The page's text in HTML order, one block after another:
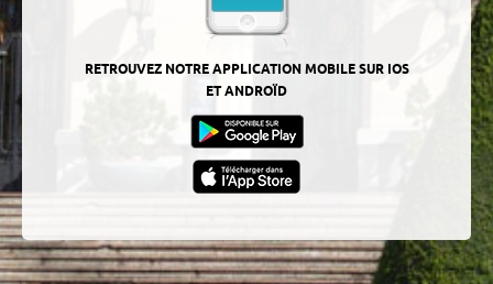
RETROUVEZ NOTRE APPLICATION MOBILE SUR IOS
ET ANDROÏD